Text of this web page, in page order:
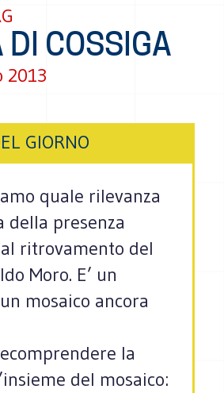
DI COSSIGA
2013
GIORNO
quale rilevanza
della presenza
ritrovamento del
Moro. E’ un
mosaico ancora
la
del mosaico: